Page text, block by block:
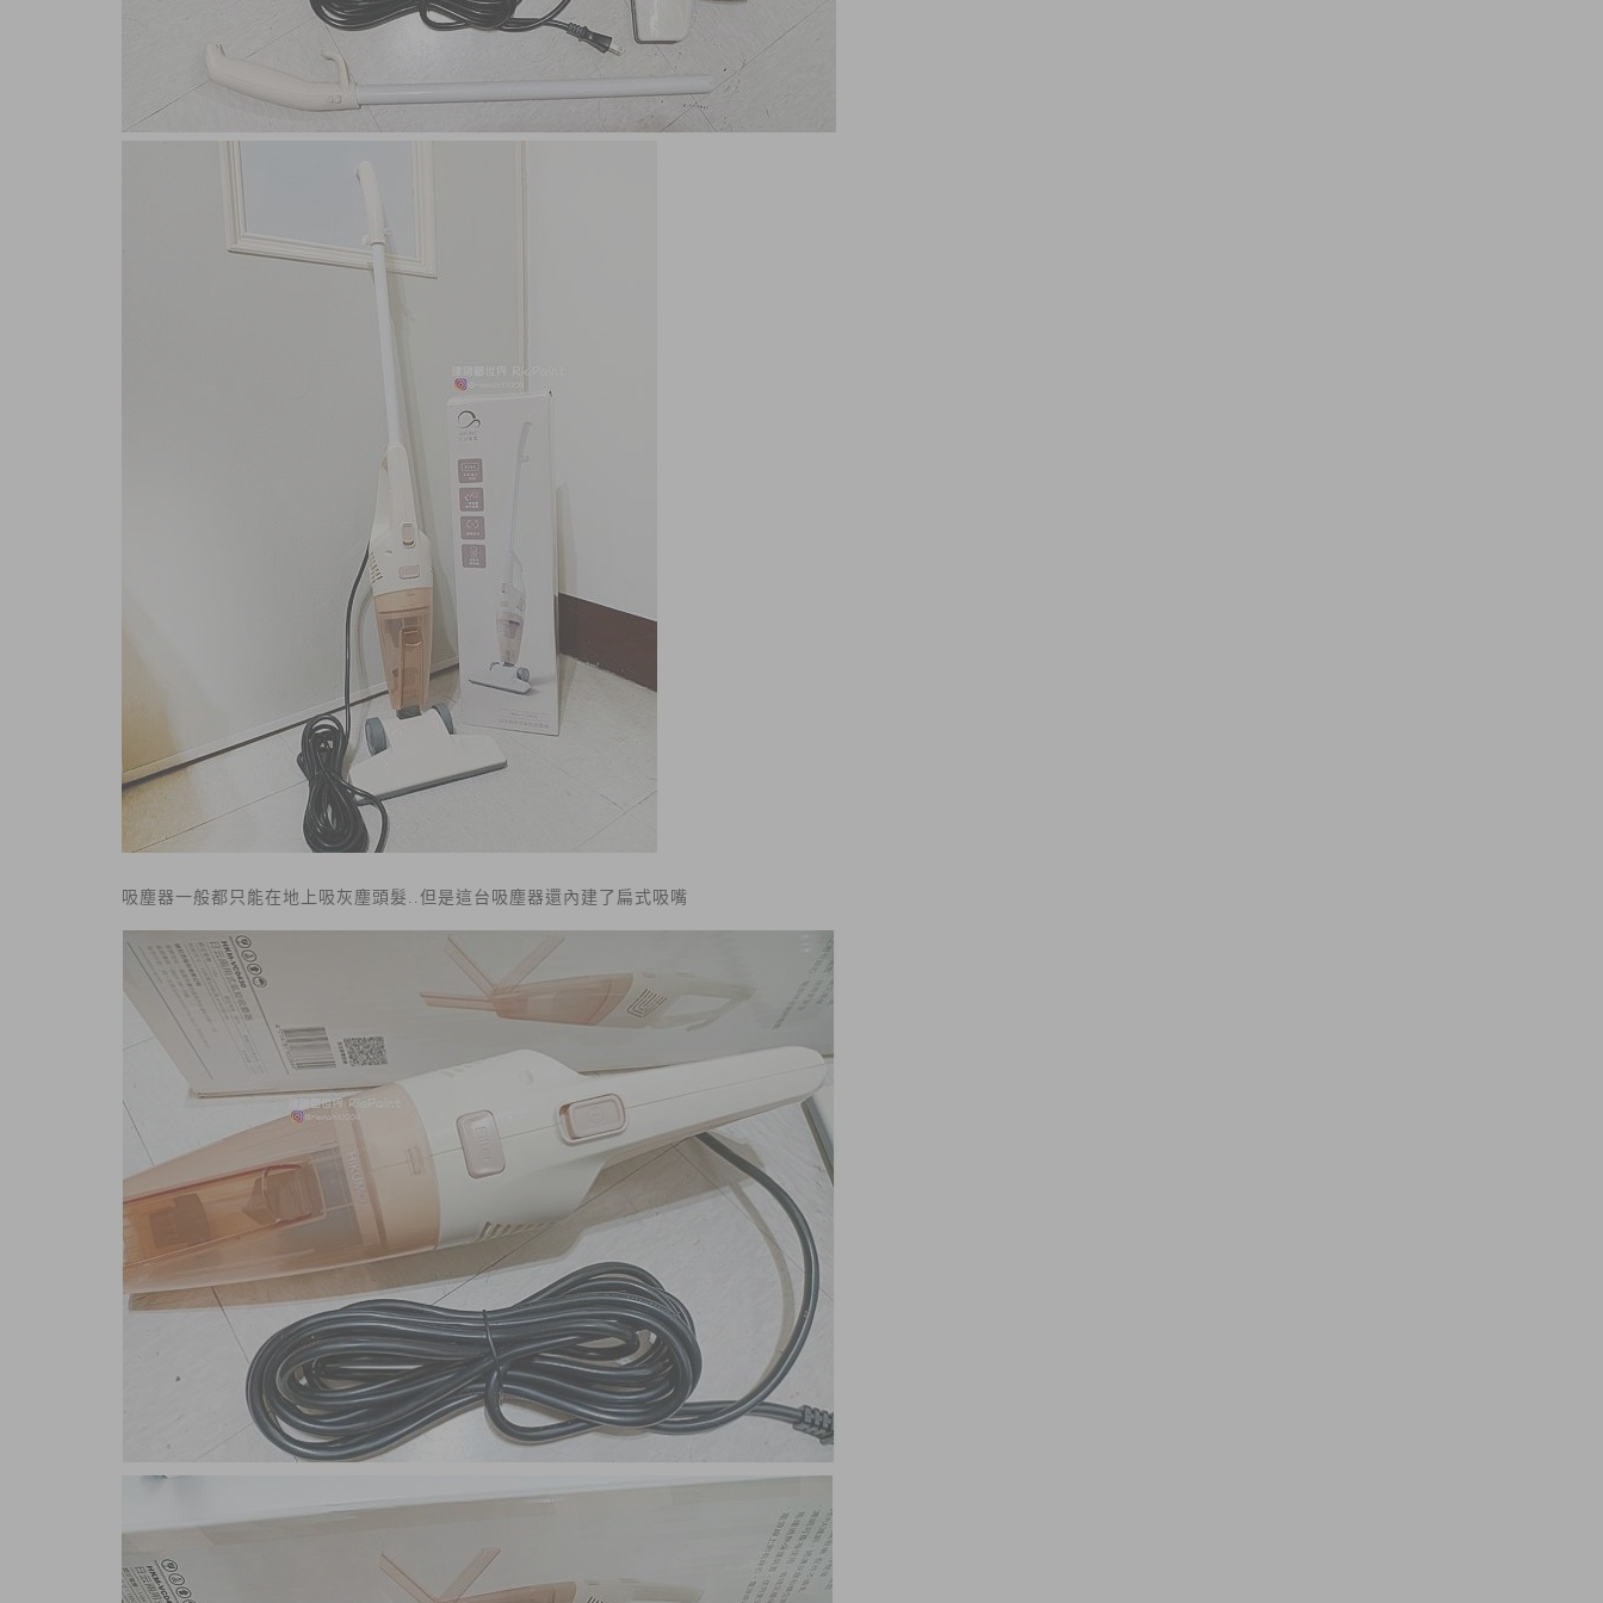
吸塵器一般都只能在地上吸灰塵頭髮..但是這台吸塵器還內建了扁式吸嘴